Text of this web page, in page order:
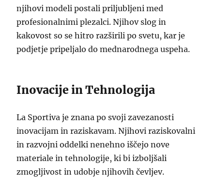
njihovi modeli postali priljubljeni med
profesionalnimi plezalci. Njihov slog in
kakovost so se hitro razširili po svetu, kar je
podjetje pripeljalo do mednarodnega uspeha.
Inovacije in Tehnologija
La Sportiva je znana po svoji zavezanosti
inovacijam in raziskavam. Njihovi raziskovalni
in razvojni oddelki nenehno iščejo nove
materiale in tehnologije, ki bi izboljšali
zmogljivost in udobje njihovih čevljev.